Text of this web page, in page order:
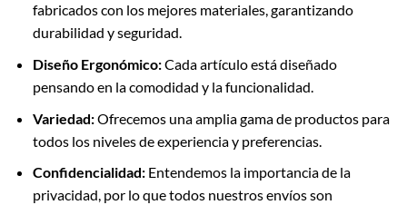
fabricados con los mejores materiales, garantizando
durabilidad y seguridad.
Diseño Ergonómico:Cada artículo está diseñado
pensando en la comodidad y la funcionalidad.
Variedad:Ofrecemos una amplia gama de productos para
todos los niveles de experiencia y preferencias.
Confidencialidad:Entendemos la importancia de la
privacidad, por lo que todos nuestros envíos son